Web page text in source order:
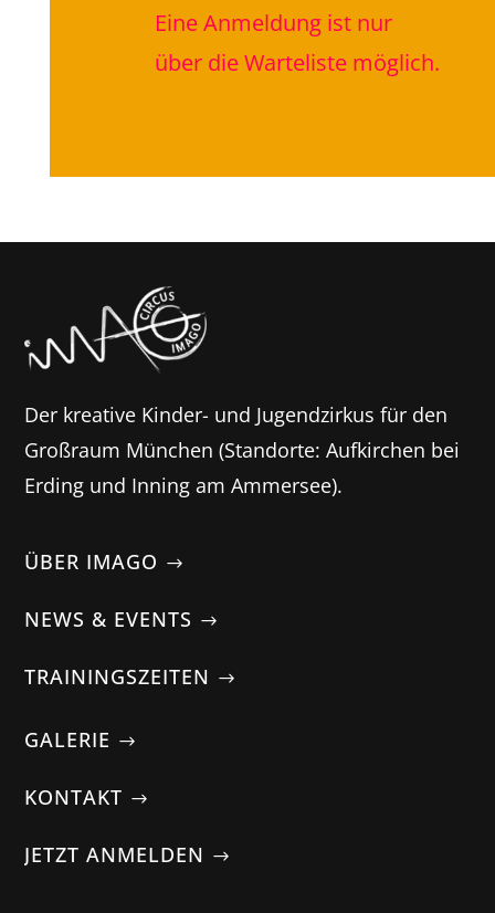
Eine Anmeldung ist nur
über die Warteliste möglich.
Der kreative Kinder- und Jugendzirkus für den
Großraum München (Standorte: Aufkirchen bei
Erding und Inning am Ammersee).
ÜBER IMAGO
NEWS & EVENTS
TRAININGSZEITEN
GALERIE
KONTAKT
JETZT ANMELDEN